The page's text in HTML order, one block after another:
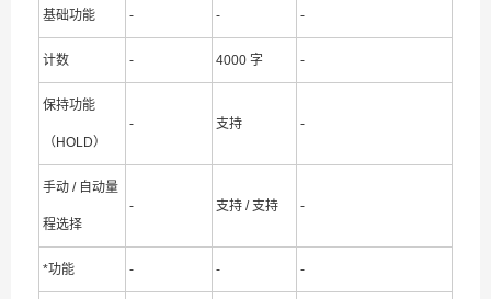
基础功能 - - -
计数 - 4000 字 -
保持功能
（HOLD）
- 支持 -
手动 / 自动量
程选择
- 支持 / 支持 -
*功能 - - -